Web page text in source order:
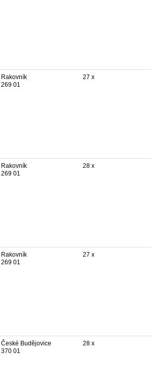
Rakovník
269 01
27 x
Rakovník
269 01
28 x
Rakovník
269 01
27 x
České Budějovice
370 01
28 x